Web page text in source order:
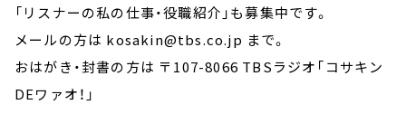
「リスナーの私の仕事・役職紹介」も募集中です。
メールの方は kosakin@tbs.co.jp まで。
おはがき・封書の方は 〒107-8066 TBSラジオ「コサキン
DEワァオ！」